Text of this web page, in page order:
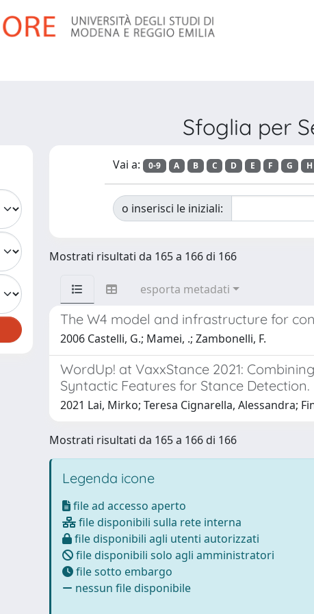
Sfoglia per
Vai a: 0-9 A B C D E F G H
o inserisci le iniziali:
Mostrati risultati da 165 a 166 di 166
esporta metadati
The W4 model and infrastructure for
2006 Castelli, G.; Mamei, .; Zambonelli, F.
WordUp! at VaxxStance 2021:
Syntactic Features for Stance Detection.
2021 Lai, Mirko; Teresa Cignarella, Alessandra;
Mostrati risultati da 165 a 166 di 166
Legenda icone
file ad accesso aperto
file disponibili sulla rete interna
file disponibili agli utenti autorizzati
file disponibili solo agli amministratori
file sotto embargo
nessun file disponibile